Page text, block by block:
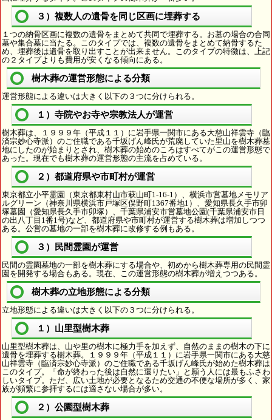
３）複数人の遺骨を同じ区画に埋葬する
１つの納骨区画に複数の遺骨をまとめて共同で埋葬する。お墓の場合の合同
墓や集合墓に当たる。このタイプでは、複数の遺骨をまとめて納骨するた
め、埋葬後は遺骨を取り出すことが出来ません。このタイプの特徴は、上記
の２タイプよりも費用が安くなる傾向にある。
樹木葬の運営形態による分類
運営形態による違いは大きく以下の３つに分けられる。
１）寺院やお寺や宗教法人が運営
樹木葬は、１９９９年（平成１１）に岩手県一関市にある大慈山祥雲寺（臨
済宗妙心寺派）のご住職である千坂げん峰氏が荒廃していた里山を樹木葬墓
地にしたのが始まりとされ、樹木葬の始めのころはすべてがこの運営形態で
あった。現在でも樹木葬の運営形態の主流を占めている。
２）都道府県や市町村が運営
東京都立小平霊園（東京都東村山市萩山町1-16-1）、横浜市営墓地メモリア
ルグリーン（神奈川県横浜市戸塚区俣野町1367番地1）、愛知県長久手市卯
塚墓園（愛知県長久手市卯塚）、千葉県浦安市営墓地公園(千葉県浦安市日
の出八丁目1番1号)など、都道府県や市町村が運営する樹木葬は増加しつつ
ある。公営の墓地の一部を樹木葬に改修する例もある。
３）民間霊園が運営
民間の霊園墓地の一部を樹木葬にする場合や、初めから樹木葬専用の民間霊
園を開発する場合もある。現在、この運営形態の樹木葬が増えつつある。
樹木葬の立地形態による分類
立地形態による違いは大きく以下の３つに分けられる。
１）山里型樹木葬
山里型樹木葬は、山や里の樹木に極力手を加えず、自然のままの樹木の下に
遺骨を埋葬する樹木葬。１９９９年（平成１１）に岩手県一関市にある大慈
山祥雲寺（臨済宗妙心寺派）のご住職である千坂げん峰氏が始めた樹木葬は
このタイプ。「命が終わった後は自然に還りたい」と願う人には最もふさわ
しいタイプ。ただ、広い土地が必要となるため交通の不便な場所が多く、家
族が頻繁に参拝するには適さない場合が多い。
２）公園型樹木葬